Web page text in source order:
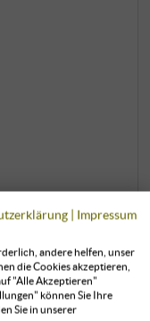
| Impressum
andere helfen, unser
die Cookies akzeptieren,
"Alle Akzeptieren"
können Sie Ihre
Sie in unserer